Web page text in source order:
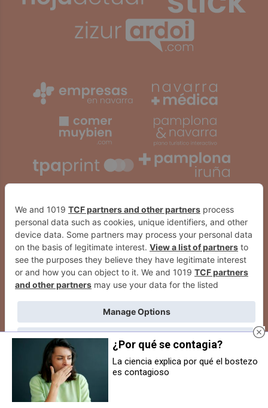
2026
Desarrollado por:
Detenido un menor por atracar a
un joven en fiestas de la Txantrea
¿Por qué se contagia?
La ciencia explica por qué el bostezo
es contagioso